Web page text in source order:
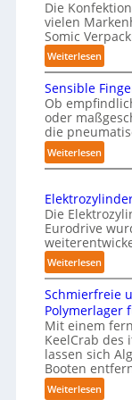
Die
vielen
Somic
Weiterlesen:
M
a
g
a
z
i
n
-
B
e
l
d
u
n
g
f
ü
r
K
Sensible
Ob
oder
die
Weiterlesen:
S
n
s
i
b
l
i
n
g
e
r
Die
Eurodrive
Weiterlesen:
E
l
e
k
t
r
o
z
Schmierfreie
Polymerlager
Mit einem
KeelCrab des
lassen sich
Booten
Weiterlesen: